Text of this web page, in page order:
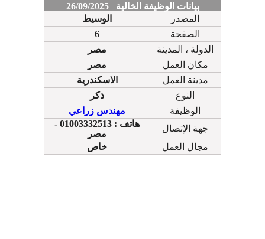
بيانات الوظيفة الخالية 26/09/2025
الوسيط
المصدر
6
الصفحة
مصر
الدولة ، المدينة
مصر
مكان العمل
الاسكندرية
مدينة العمل
ذكر
النوع
مهندس زراعي
الوظيفة
هاتف : 01003332513 -
مصر
جهة الإتصال
خاص
مجال العمل